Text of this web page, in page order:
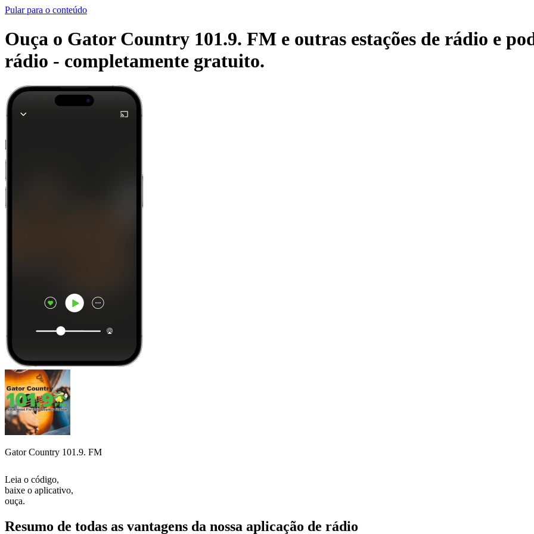
Pular para o conteúdo
Ouça o Gator Country 101.9. FM e outras estações de rádio e
rádio - completamente gratuito.
Gator Country 101.9. FM
Leia o código,
baixe o aplicativo,
ouça.
Resumo de todas as vantagens da nossa aplicação de rádio